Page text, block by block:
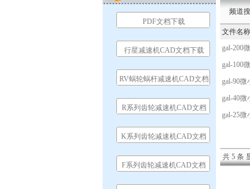
PDF文档下载
行星减速机CAD文档下载
RV蜗轮蜗杆减速机CAD文档
R系列齿轮减速机CAD文档
K系列齿轮减速机CAD文档
F系列齿轮减速机CAD文档
频道
文件名称
gal-200
gal-100
gal-90
gal-40
gal-25
共 5 条